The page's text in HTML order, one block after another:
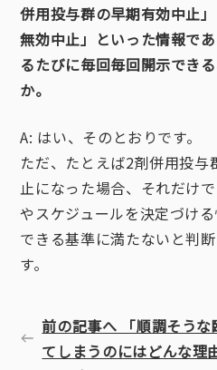
併用投与群の早期有効中止
無効中止」といった情報で
るたびに毎回毎回開示でき
か。
A: はい、そのとおりです。
ただ、たとえば2剤併用投
止になった場合、それだけ
やスケジュールを決定づけ
できる基準に満たないと判
す。
前の記事へ 「順調そう
てしまうのにはどんな理